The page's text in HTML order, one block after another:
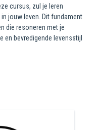
cursus, zul je leren
jouw leven. Dit fundament
die resoneren met je
en bevredigende levensstijl